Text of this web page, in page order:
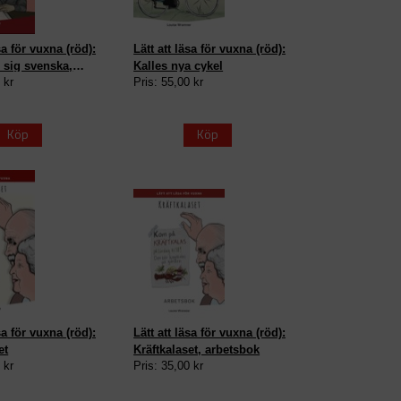
för vuxna (röd):
sig svenska,
kr
Köp
Lätt att läsa för vuxna (röd):
Kalles nya cykel
Pris: 55,00 kr
Köp
för vuxna (röd):
kr
Lätt att läsa för vuxna (röd):
Kräftkalaset, arbetsbok
Pris: 35,00 kr